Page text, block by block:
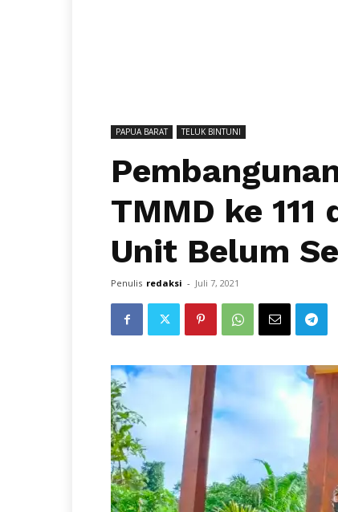
PAPUA BARAT TELUK BINTUNI
TMMD ke
Unit Belum
Penulis redaksi - Juli 7, 2021